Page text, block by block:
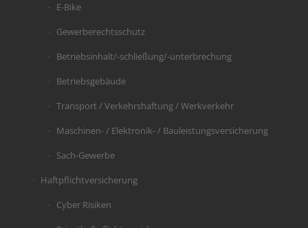
E-Bike
Gewerberechtsschutz
Betriebsinhalt/-schließung/-unterbrechung
Betriebsgebäude
Transport / Verkehrshaftung / Werkverkehr
Maschinen- / Elektronik- / Bauleistungsversicherung
Sach-Gewerbe
Haftpflichtversicherung
Cyber Risiken